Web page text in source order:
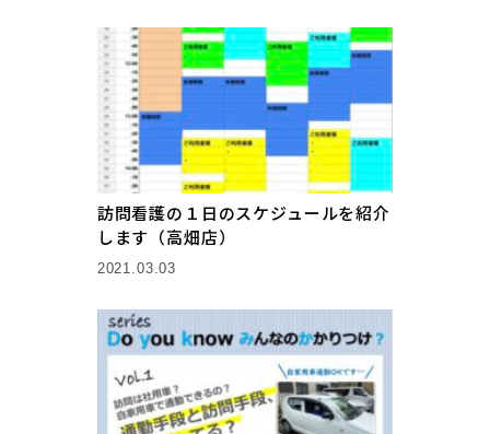
訪問看護の１日のスケジュールを紹介
します（高畑店）
2021.03.03